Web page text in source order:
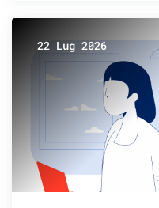
22 Lug 2026